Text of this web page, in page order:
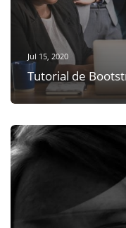
Jul 15, 2020
Tutorial de